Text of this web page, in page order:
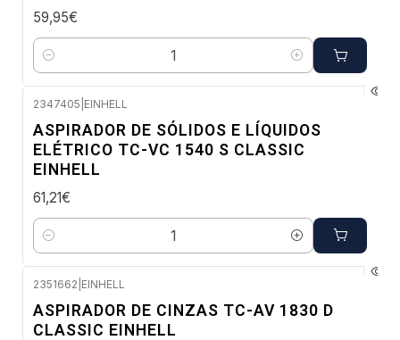
59,95€
Quantidade
2347405 EINHELL
ASPIRADOR DE SÓLIDOS E LÍQUIDOS
ELÉTRICO TC-VC 1540 S CLASSIC
EINHELL
61,21€
Quantidade
2351662 EINHELL
ASPIRADOR DE CINZAS TC-AV 1830 D
CLASSIC EINHELL